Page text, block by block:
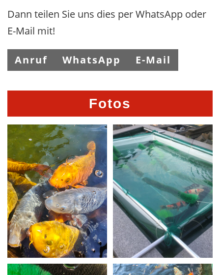
Dann teilen Sie uns dies per WhatsApp oder
E-Mail mit!
Anruf WhatsApp E-Mail
Fotos